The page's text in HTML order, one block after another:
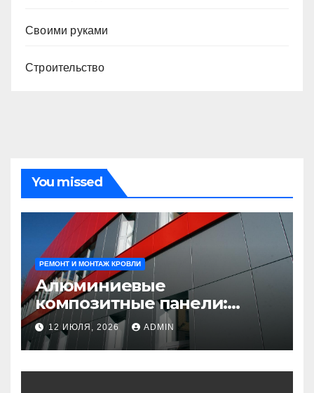
Своими руками
Строительство
You missed
РЕМОНТ И МОНТАЖ КРОВЛИ
Алюминиевые
композитные панели:
универсальное решение
для современного
строительства и дизайна
12 ИЮЛЯ, 2026 ADMIN